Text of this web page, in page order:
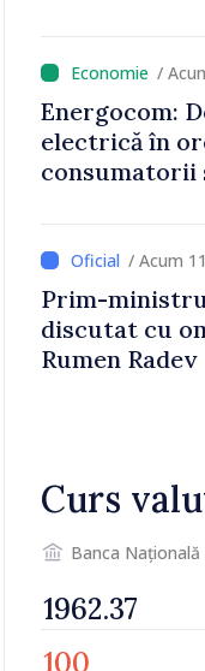
/
Energocom:
electrică în
consumatorii
/ Acum
Prim-
discutat cu
Rumen Radev
Curs
Banca